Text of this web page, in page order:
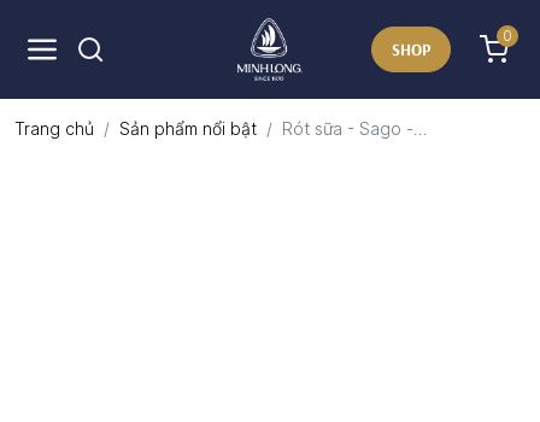
SHOP
0
Trang chủ Sản phẩm nổi bật Rót sữa - Sago -...